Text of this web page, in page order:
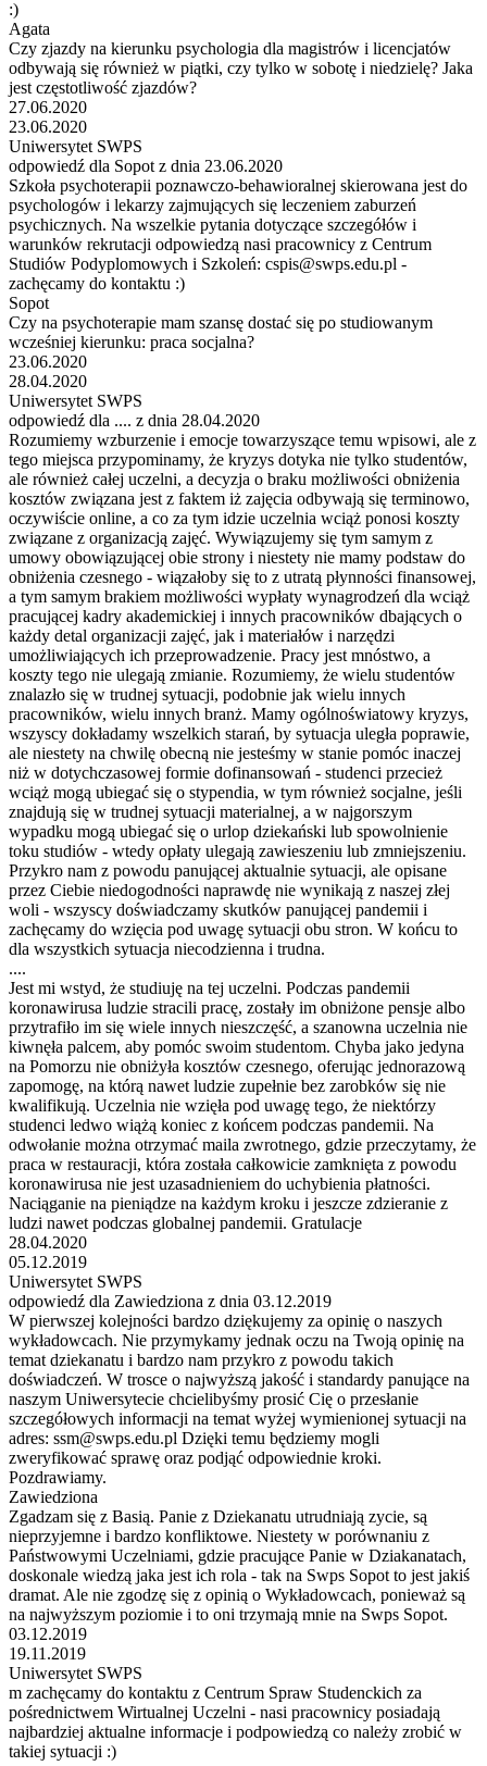
:)
Agata
Czy zjazdy na kierunku psychologia dla magistrów i licencjatów
odbywają się również w piątki, czy tylko w sobotę i niedzielę? Jaka
jest częstotliwość zjazdów?
27.06.2020
23.06.2020
Uniwersytet SWPS
odpowiedź dla Sopot z dnia 23.06.2020
Szkoła psychoterapii poznawczo-behawioralnej skierowana jest do
psychologów i lekarzy zajmujących się leczeniem zaburzeń
psychicznych. Na wszelkie pytania dotyczące szczegółów i
warunków rekrutacji odpowiedzą nasi pracownicy z Centrum
Studiów Podyplomowych i Szkoleń: cspis@swps.edu.pl -
zachęcamy do kontaktu :)
Sopot
Czy na psychoterapie mam szansę dostać się po studiowanym
wcześniej kierunku: praca socjalna?
23.06.2020
28.04.2020
Uniwersytet SWPS
odpowiedź dla .... z dnia 28.04.2020
Rozumiemy wzburzenie i emocje towarzyszące temu wpisowi, ale z
tego miejsca przypominamy, że kryzys dotyka nie tylko studentów,
ale również całej uczelni, a decyzja o braku możliwości obniżenia
kosztów związana jest z faktem iż zajęcia odbywają się terminowo,
oczywiście online, a co za tym idzie uczelnia wciąż ponosi koszty
związane z organizacją zajęć. Wywiązujemy się tym samym z
umowy obowiązującej obie strony i niestety nie mamy podstaw do
obniżenia czesnego - wiązałoby się to z utratą płynności finansowej,
a tym samym brakiem możliwości wypłaty wynagrodzeń dla wciąż
pracującej kadry akademickiej i innych pracowników dbających o
każdy detal organizacji zajęć, jak i materiałów i narzędzi
umożliwiających ich przeprowadzenie. Pracy jest mnóstwo, a
koszty tego nie ulegają zmianie. Rozumiemy, że wielu studentów
znalazło się w trudnej sytuacji, podobnie jak wielu innych
pracowników, wielu innych branż. Mamy ogólnoświatowy kryzys,
wszyscy dokładamy wszelkich starań, by sytuacja uległa poprawie,
ale niestety na chwilę obecną nie jesteśmy w stanie pomóc inaczej
niż w dotychczasowej formie dofinansowań - studenci przecież
wciąż mogą ubiegać się o stypendia, w tym również socjalne, jeśli
znajdują się w trudnej sytuacji materialnej, a w najgorszym
wypadku mogą ubiegać się o urlop dziekański lub spowolnienie
toku studiów - wtedy opłaty ulegają zawieszeniu lub zmniejszeniu.
Przykro nam z powodu panującej aktualnie sytuacji, ale opisane
przez Ciebie niedogodności naprawdę nie wynikają z naszej złej
woli - wszyscy doświadczamy skutków panującej pandemii i
zachęcamy do wzięcia pod uwagę sytuacji obu stron. W końcu to
dla wszystkich sytuacja niecodzienna i trudna.
....
Jest mi wstyd, że studiuję na tej uczelni. Podczas pandemii
koronawirusa ludzie stracili pracę, zostały im obniżone pensje albo
przytrafiło im się wiele innych nieszczęść, a szanowna uczelnia nie
kiwnęła palcem, aby pomóc swoim studentom. Chyba jako jedyna
na Pomorzu nie obniżyła kosztów czesnego, oferując jednorazową
zapomogę, na którą nawet ludzie zupełnie bez zarobków się nie
kwalifikują. Uczelnia nie wzięła pod uwagę tego, że niektórzy
studenci ledwo wiążą koniec z końcem podczas pandemii. Na
odwołanie można otrzymać maila zwrotnego, gdzie przeczytamy, że
praca w restauracji, która została całkowicie zamknięta z powodu
koronawirusa nie jest uzasadnieniem do uchybienia płatności.
Naciąganie na pieniądze na każdym kroku i jeszcze zdzieranie z
ludzi nawet podczas globalnej pandemii. Gratulacje
28.04.2020
05.12.2019
Uniwersytet SWPS
odpowiedź dla Zawiedziona z dnia 03.12.2019
W pierwszej kolejności bardzo dziękujemy za opinię o naszych
wykładowcach. Nie przymykamy jednak oczu na Twoją opinię na
temat dziekanatu i bardzo nam przykro z powodu takich
doświadczeń. W trosce o najwyższą jakość i standardy panujące na
naszym Uniwersytecie chcielibyśmy prosić Cię o przesłanie
szczegółowych informacji na temat wyżej wymienionej sytuacji na
adres: ssm@swps.edu.pl Dzięki temu będziemy mogli
zweryfikować sprawę oraz podjąć odpowiednie kroki.
Pozdrawiamy.
Zawiedziona
Zgadzam się z Basią. Panie z Dziekanatu utrudniają zycie, są
nieprzyjemne i bardzo konfliktowe. Niestety w porównaniu z
Państwowymi Uczelniami, gdzie pracujące Panie w Dziakanatach,
doskonale wiedzą jaka jest ich rola - tak na Swps Sopot to jest jakiś
dramat. Ale nie zgodzę się z opinią o Wykładowcach, ponieważ są
na najwyższym poziomie i to oni trzymają mnie na Swps Sopot.
03.12.2019
19.11.2019
Uniwersytet SWPS
m zachęcamy do kontaktu z Centrum Spraw Studenckich za
pośrednictwem Wirtualnej Uczelni - nasi pracownicy posiadają
najbardziej aktualne informacje i podpowiedzą co należy zrobić w
takiej sytuacji :)